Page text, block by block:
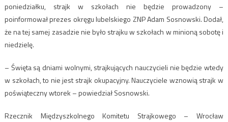
poniedziałku, strajk w szkołach nie będzie prowadzony –
poinformował prezes okręgu lubelskiego ZNP Adam Sosnowski. Dodał,
że na tej samej zasadzie nie było strajku w szkołach w minioną sobotę i
niedzielę.
– Święta są dniami wolnymi, strajkujących nauczycieli nie będzie wtedy
w szkołach, to nie jest strajk okupacyjny. Nauczyciele wznowią strajk w
poświąteczny wtorek – powiedział Sosnowski.
Rzecznik Międzyszkolnego Komitetu Strajkowego – Wrocław